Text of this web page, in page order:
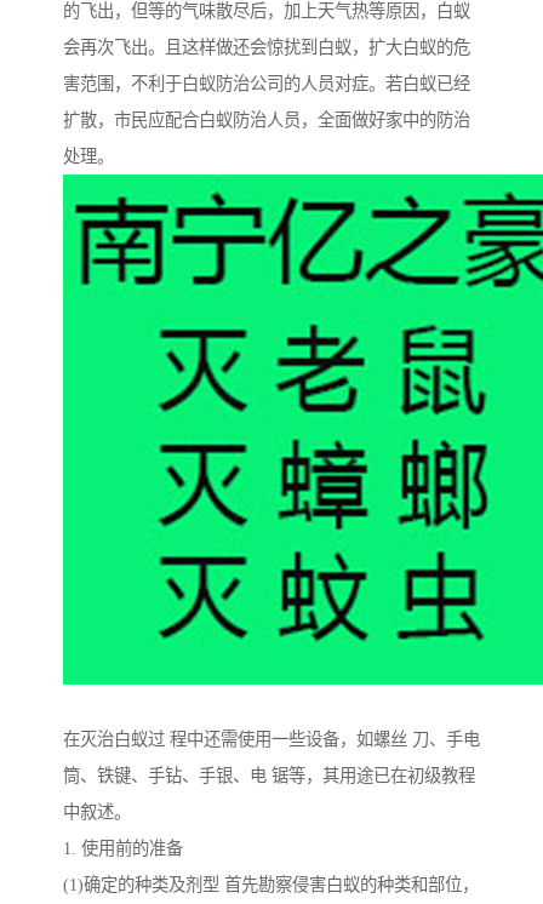
的飞出，但等的气味散尽后，加上天气热等原因，白蚁
会再次飞出。且这样做还会惊扰到白蚁，扩大白蚁的危
害范围，不利于白蚁防治公司的人员对症。若白蚁已经
扩散，市民应配合白蚁防治人员，全面做好家中的防治
处理。
在灭治白蚁过 程中还需使用一些设备，如螺丝 刀、手电
筒、铁键、手钻、手银、电 锯等，其用途已在初级教程
中叙述。
1. 使用前的准备
(1)确定的种类及剂型 首先勘察侵害白蚁的种类和部位，